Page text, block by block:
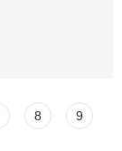
8
9